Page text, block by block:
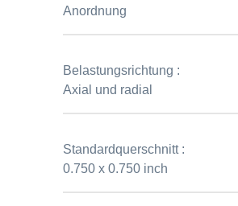
Anordnung
Belastungsrichtung :
Axial und radial
Standardquerschnitt :
0.750 x 0.750 inch